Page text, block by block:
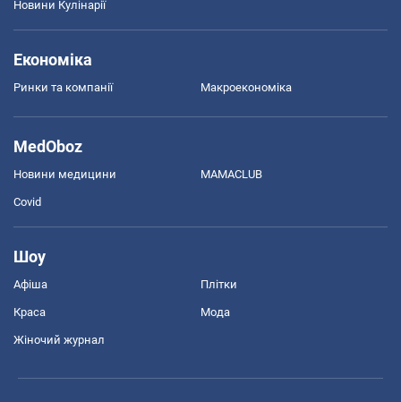
Новини Кулінарії
Економіка
Ринки та компанії Макроекономіка
MedOboz
Новини медицини MAMACLUB
Covid
Шоу
Афіша Плітки
Краса Мода
Жіночий журнал